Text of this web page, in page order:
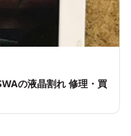
の液晶割れ 修理・買